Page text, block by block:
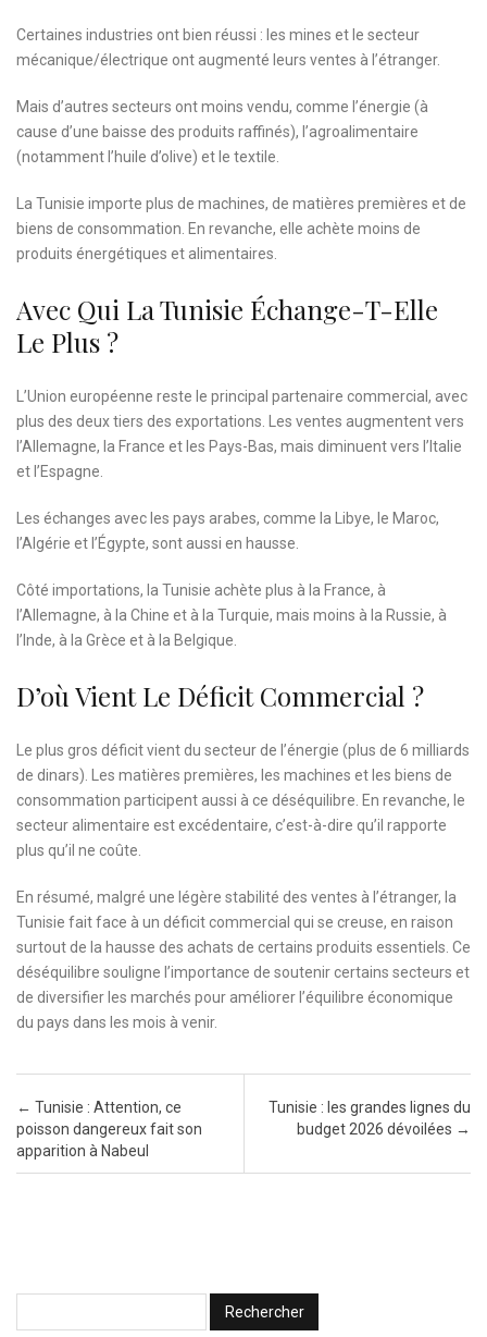
Certaines industries ont bien réussi : les mines et le secteur
mécanique/électrique ont augmenté leurs ventes à l’étranger.
Mais d’autres secteurs ont moins vendu, comme l’énergie (à
cause d’une baisse des produits raffinés), l’agroalimentaire
(notamment l’huile d’olive) et le textile.
La Tunisie importe plus de machines, de matières premières et de
biens de consommation. En revanche, elle achète moins de
produits énergétiques et alimentaires.
Avec Qui La Tunisie Échange-T-Elle
Le Plus ?
L’Union européenne reste le principal partenaire commercial, avec
plus des deux tiers des exportations. Les ventes augmentent vers
l’Allemagne, la France et les Pays-Bas, mais diminuent vers l’Italie
et l’Espagne.
Les échanges avec les pays arabes, comme la Libye, le Maroc,
l’Algérie et l’Égypte, sont aussi en hausse.
Côté importations, la Tunisie achète plus à la France, à
l’Allemagne, à la Chine et à la Turquie, mais moins à la Russie, à
l’Inde, à la Grèce et à la Belgique.
D’où Vient Le Déficit Commercial ?
Le plus gros déficit vient du secteur de l’énergie (plus de 6 milliards
de dinars). Les matières premières, les machines et les biens de
consommation participent aussi à ce déséquilibre. En revanche, le
secteur alimentaire est excédentaire, c’est-à-dire qu’il rapporte
plus qu’il ne coûte.
En résumé, malgré une légère stabilité des ventes à l’étranger, la
Tunisie fait face à un déficit commercial qui se creuse, en raison
surtout de la hausse des achats de certains produits essentiels. Ce
déséquilibre souligne l’importance de soutenir certains secteurs et
de diversifier les marchés pour améliorer l’équilibre économique
du pays dans les mois à venir.
Post navigation
← Tunisie : Attention, ce
poisson dangereux fait son
apparition à Nabeul
Tunisie : les grandes lignes du
budget 2026 dévoilées →